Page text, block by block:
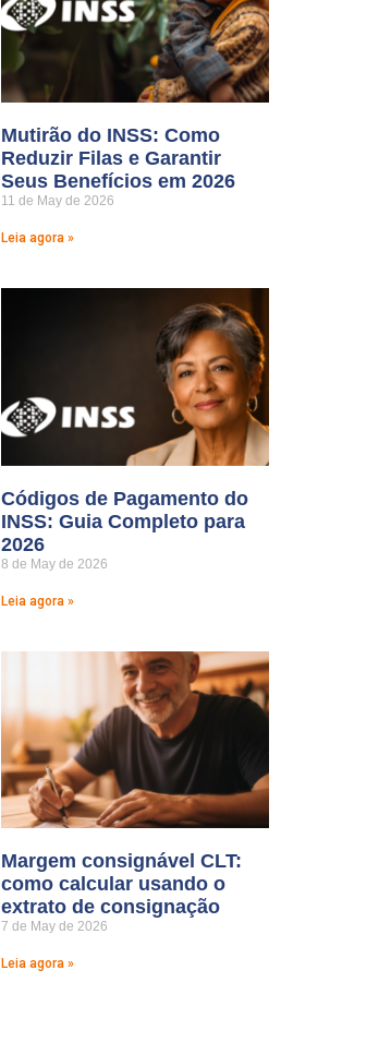
Mutirão do INSS: Como
Reduzir Filas e Garantir
Seus Benefícios em 2026
11 de May de 2026
Leia agora »
Códigos de Pagamento do
INSS: Guia Completo para
2026
8 de May de 2026
Leia agora »
Margem consignável CLT:
como calcular usando o
extrato de consignação
7 de May de 2026
Leia agora »